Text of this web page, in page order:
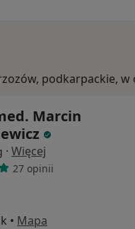
podkarpackie,
Marcin
· Więcej
27 opinii
• Mapa